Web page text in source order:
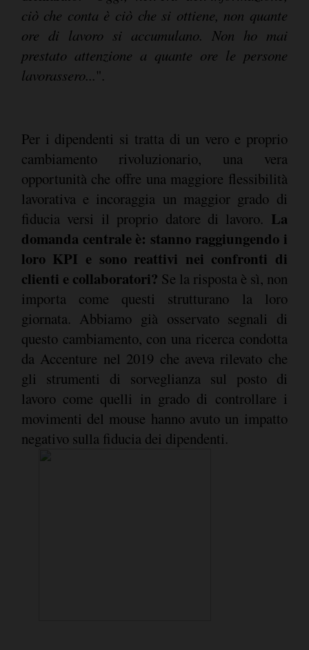
ciò che conta è ciò che si ottiene, non quante
ore di lavoro si accumulano. Non ho mai
prestato attenzione a quante ore le persone
lavorassero...".
Per i dipendenti si tratta di un vero e proprio
cambiamento rivoluzionario, una vera
opportunità che offre una maggiore flessibilità
lavorativa e incoraggia un maggior grado di
fiducia versi il proprio datore di lavoro. La
domanda centrale è: stanno raggiungendo i
loro KPI e sono reattivi nei confronti di
clienti e collaboratori? Se la risposta è sì, non
importa come questi strutturano la loro
giornata. Abbiamo già osservato segnali di
questo cambiamento, con una ricerca condotta
da Accenture nel 2019 che aveva rilevato che
gli strumenti di sorveglianza sul posto di
lavoro come quelli in grado di controllare i
movimenti del mouse hanno avuto un impatto
negativo sulla fiducia dei dipendenti.